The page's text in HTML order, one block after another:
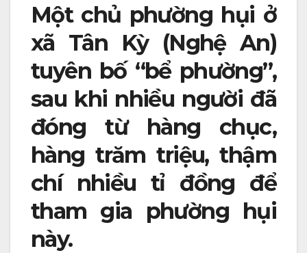
Một chủ phường hụi ở
xã Tân Kỳ (Nghệ An)
tuyên bố “bể phường”,
sau khi nhiều người đã
đóng từ hàng chục,
hàng trăm triệu, thậm
chí nhiều tỉ đồng để
tham gia phường hụi
này.